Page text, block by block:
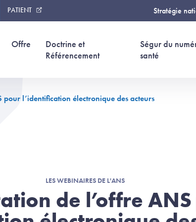
PATIENT Stratégie
Offre
Doctrine et
Référencement
Ségur du
santé
pour l’identification électronique des acteurs
LES WEBINAIRES DE L'ANS
de l’offre